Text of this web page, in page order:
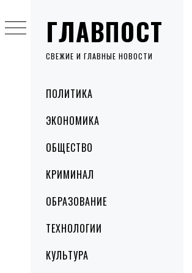
ГЛАВПОСТ
СВЕЖИЕ И ГЛАВНЫЕ НОВОСТИ
MenuПОЛИТИКА
ЭКОНОМИКА
ОБЩЕСТВО
КРИМИНАЛ
ОБРАЗОВАНИЕ
ТЕХНОЛОГИИ
КУЛЬТУРА
to
content